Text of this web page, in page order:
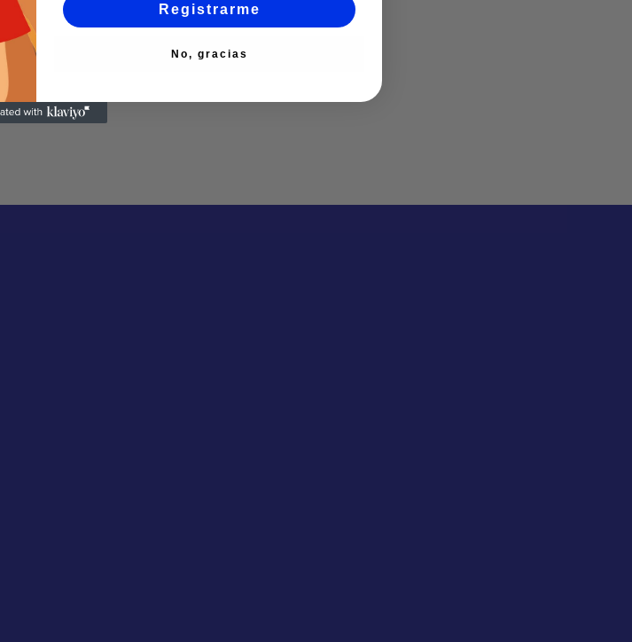
Registrarme
No, gracias